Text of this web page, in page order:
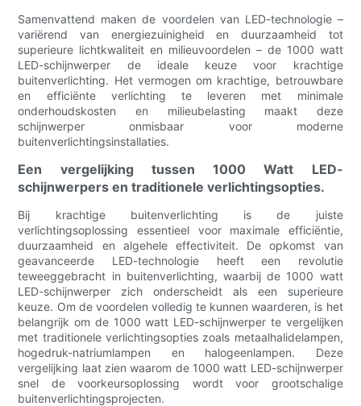
Samenvattend maken de voordelen van LED-technologie –
variërend van energiezuinigheid en duurzaamheid tot
superieure lichtkwaliteit en milieuvoordelen – de 1000 watt
LED-schijnwerper de ideale keuze voor krachtige
buitenverlichting. Het vermogen om krachtige, betrouwbare
en efficiënte verlichting te leveren met minimale
onderhoudskosten en milieubelasting maakt deze
schijnwerper onmisbaar voor moderne
buitenverlichtingsinstallaties.
Een vergelijking tussen 1000 Watt LED-
schijnwerpers en traditionele verlichtingsopties.
Bij krachtige buitenverlichting is de juiste
verlichtingsoplossing essentieel voor maximale efficiëntie,
duurzaamheid en algehele effectiviteit. De opkomst van
geavanceerde LED-technologie heeft een revolutie
teweeggebracht in buitenverlichting, waarbij de 1000 watt
LED-schijnwerper zich onderscheidt als een superieure
keuze. Om de voordelen volledig te kunnen waarderen, is het
belangrijk om de 1000 watt LED-schijnwerper te vergelijken
met traditionele verlichtingsopties zoals metaalhalidelampen,
hogedruk-natriumlampen en halogeenlampen. Deze
vergelijking laat zien waarom de 1000 watt LED-schijnwerper
snel de voorkeursoplossing wordt voor grootschalige
buitenverlichtingsprojecten.